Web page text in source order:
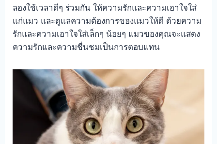
ลองใช้เวลาดีๆ ร่วมกัน ให้ความรักและความเอาใจใส่
แก่แมว และดูแลความต้องการของแมวให้ดี ด้วยความ
รักและความเอาใจใส่เล็กๆ น้อยๆ แมวของคุณจะแสดง
ความรักและความชื่นชมเป็นการตอบแทน